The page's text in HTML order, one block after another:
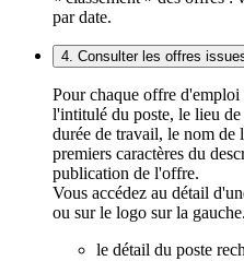
par date.
4. Consulter les offres
Pour chaque offre d'emploi
l'intitulé du poste, le lieu
durée de travail, le nom de
premiers caractères du
publication de l'offre.
Vous accédez au détail
ou sur le logo sur la
le détail du poste